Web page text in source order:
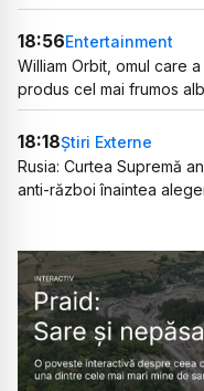
18:56Entertainment
William Orbit, omul care
produs cel mai frumos
18:18Știri Externe
Rusia: Curtea Supremă
anti-război înaintea